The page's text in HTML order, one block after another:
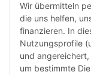
Wir übermitteln
die uns helfen,
finanzieren. In
Nutzungsprofile
und
um bestimmte